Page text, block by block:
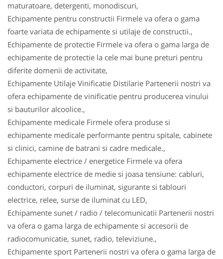
maturatoare, detergenti, monodiscuri,
Echipamente pentru constructii Firmele va ofera o gama
foarte variata de echipamente si utilaje de constructii.,
Echipamente de protectie Firmele va ofera o gama larga de
echipamente de protectie la cele mai bune preturi pentru
diferite domenii de activitate,
Echipamente Utilaje Vinificatie Distilarie Partenerii nostri va
ofera echipamente de vinificatie pentru producerea vinului
si bauturilor alcoolice.,
Echipamente medicale Firmele ofera produse si
echipamente medicale performante pentru spitale, cabinete
si clinici, camine de batrani si cadre medicale.,
Echipamente electrice / energetice Firmele va ofera
echipamente electrice de medie si joasa tensiune: cabluri,
conductori, corpuri de iluminat, sigurante si tablouri
electrice, relee, surse de iluminat cu LED,
Echipamente sunet / radio / telecomunicatii Partenerii nostri
va ofera o gama larga de echipamente si accesorii de
radiocomunicatie, sunet, radio, televiziune.,
Echipamente sport Partenerii nostri va ofera o gama larga de